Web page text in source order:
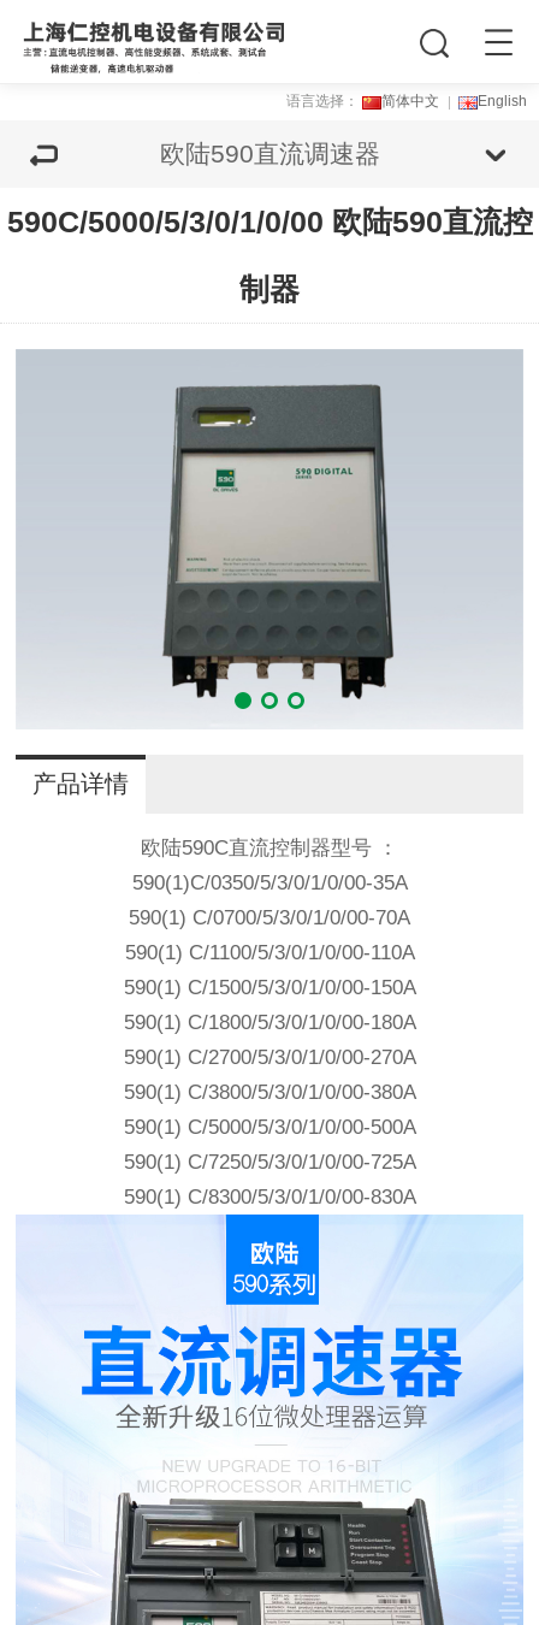
语言选择： 简体中文 English
欧陆590直流调速器
590C/5000/5/3/0/1/0/00 欧陆590直流控
制器
产品详情
欧陆590C直流控制器型号 ：
590(1)C/0350/5/3/0/1/0/00-35A
590(1) C/0700/5/3/0/1/0/00-70A
590(1) C/1100/5/3/0/1/0/00-110A
590(1) C/1500/5/3/0/1/0/00-150A
590(1) C/1800/5/3/0/1/0/00-180A
590(1) C/2700/5/3/0/1/0/00-270A
590(1) C/3800/5/3/0/1/0/00-380A
590(1) C/5000/5/3/0/1/0/00-500A
590(1) C/7250/5/3/0/1/0/00-725A
590(1) C/8300/5/3/0/1/0/00-830A